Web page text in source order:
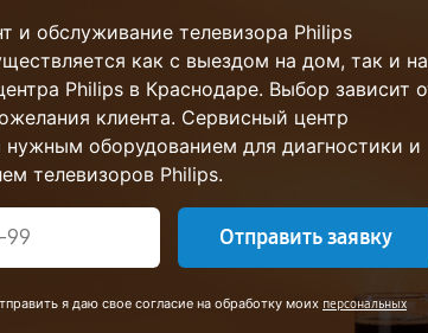
и обслуживание телевизора Philips
как с выездом на дом, так и на
Philips в Краснодаре. Выбор зависит
клиента. Сервисный центр
нужным оборудованием для диагностики и
телевизоров Philips.
Отправить заявку
я даю свое согласие на обработку моих персональных